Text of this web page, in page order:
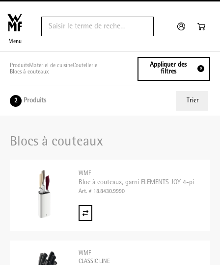
Menu
ProduitsMatériel de cuisineCoutellerie
Blocs à couteaux
Appliquer des
filtres
0
2 Produits Trier
Blocs à couteaux
WMF
Bloc à couteaux, garni ELEMENTS JOY 4-pi
Art. # 18.8430.9990
WMF
CLASSIC LINE